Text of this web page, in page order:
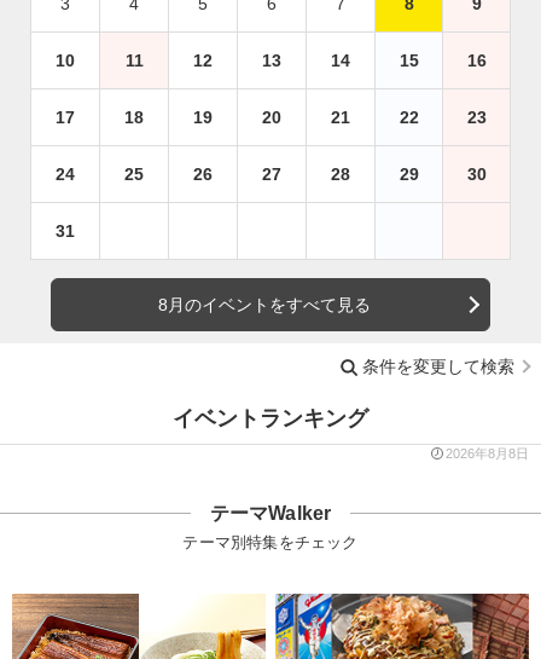
10 11 12 13 14 15 16
17 18 19 20 21 22 23
24 25 26 27 28 29 30
31
8月のイベントをすべて見る
条件を変更して検索
イベントランキング
2026年8月8日
テーマWalker
テーマ別特集をチェック